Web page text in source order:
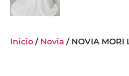
Inicio / Novia / NOVIA MORI